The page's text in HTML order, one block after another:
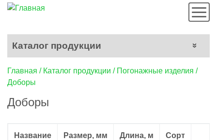
Каталог продукции
Строка
навигации
Главная Каталог продукции
Погонажные изделия
Доборы
Доборы
Название Размер, мм Длина, м Сорт